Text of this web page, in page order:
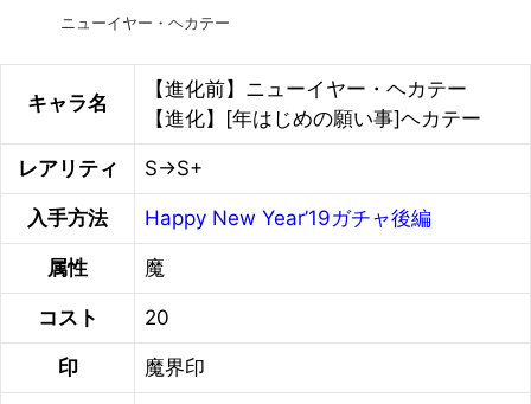
ニューイヤー・ヘカテー
キャラ名
【進化前】ニューイヤー・ヘカテー
【進化】[年はじめの願い事]ヘカテー
レアリティ S→S+
入手方法 Happy New Year’19ガチャ後編
属性 魔
コスト 20
印 魔界印